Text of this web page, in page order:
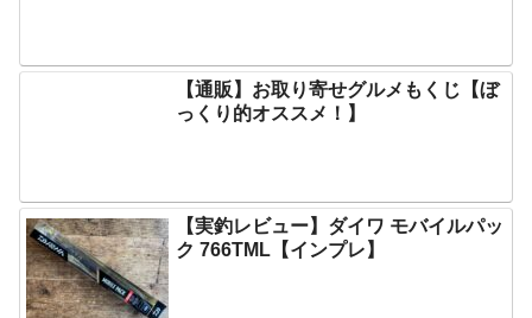
【通販】お取り寄せグルメもくじ【ぼ
っくり的オススメ！】
【実釣レビュー】ダイワ モバイルパッ
ク 766TML【インプレ】